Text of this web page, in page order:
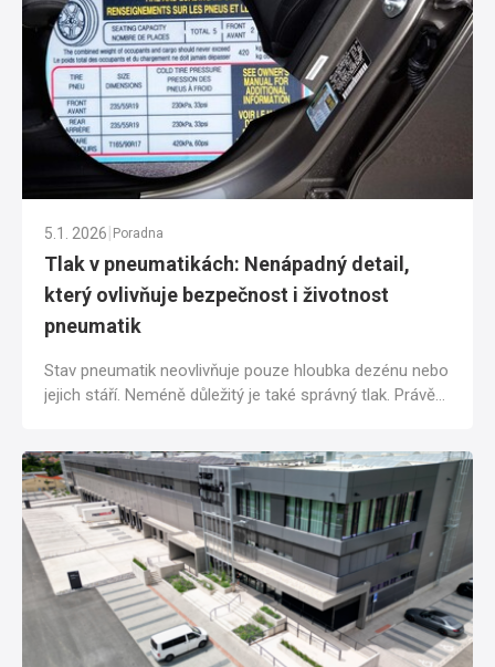
5.1. 2026 Poradna
Tlak v pneumatikách: Nenápadný detail,
který ovlivňuje bezpečnost i životnost
pneumatik
Stav pneumatik neovlivňuje pouze hloubka dezénu nebo
jejich stáří. Neméně důležitý je také správný tlak. Právě